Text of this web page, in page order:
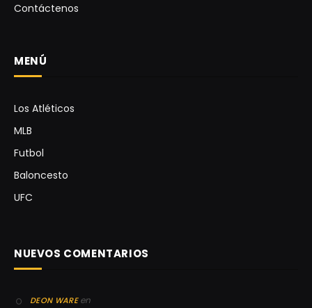
Contáctenos
MENÚ
Los Atléticos
MLB
Futbol
Baloncesto
UFC
NUEVOS COMENTARIOS
DEON WAREen